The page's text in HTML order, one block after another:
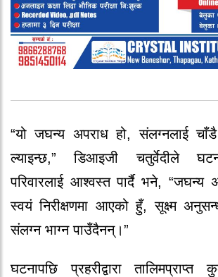
“यो जघन्य अपराध हो, संलग्नलाई चाँडै
ल्याइन्छ,” डिआइजी चतुर्वेदीले
परिवारलाई आश्वस्त पार्दै भने, “जघन्य
स्वयं निरीक्षणमा आएको हुँ, सूक्ष्म
संलग्न भाग्न पाउँदैनन्।”
घटनापछि प्रहरीद्वारा